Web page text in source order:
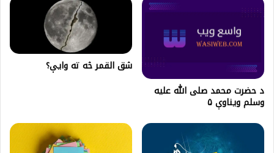
د حضرت محمد صلى الله عليه
وسلم ويناوې ۵
شق القمر څه ته وايې؟